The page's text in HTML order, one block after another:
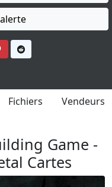
sur Twitter
Partager sur Pinterest
Fichiers Vendeurs
Game -
Cartes